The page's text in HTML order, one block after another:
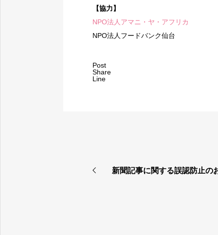
【協力】
NPO法人アマニ・ヤ・アフリカ
NPO法人フードバンク仙台
Post
Share
Line
新聞記事に関する誤認防止の